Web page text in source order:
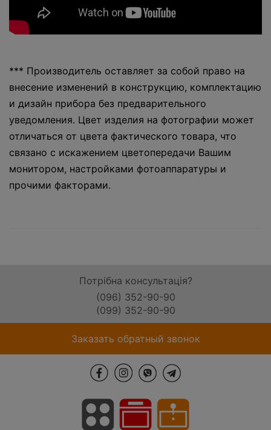
*** Производитель оставляет за собой право на
внесение изменений в конструкцию, комплектацию
и дизайн прибора без предварительного
уведомления. Цвет изделия на фотографии может
отличаться от цвета фактического товара, что
связано с искажением цветопередачи Вашим
монитором, настройками фотоаппаратуры и
прочими факторами.
Потрібна консультація?
(096) 352-90-90
(099) 352-90-90
Заказать обратный звонок